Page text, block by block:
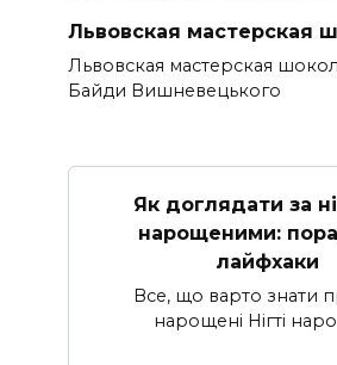
Львовская мастерская
Львовская мастерская
Байди Вишневецького
Як доглядати за
нарощеними:
лайфхаки
Все, що варто знати
нарощені Нігті